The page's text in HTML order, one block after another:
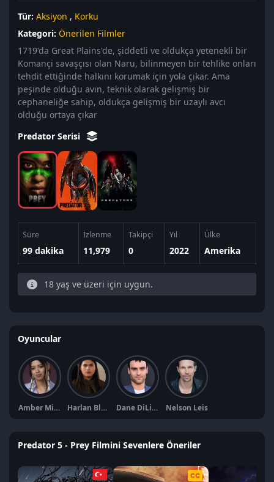
Tür: Aksiyon , Korku
Kategori: Önerilen Filmler
1719'da Great Plains'de, şiddetli ve oldukça yetenekli bir
Komançi savaşçısı olan Naru, bilinmeyen bir tehlike onları
tehdit ettiğinde halkını korumak için yola çıkar. Ama
peşinde olduğu avın, teknik olarak gelişmiş bir
cephaneliğe sahip, oldukça gelişmiş bir uzaylı avcı
olduğu ortaya çıkar
Predator Serisi
Süre
99 dakika
İzlenme
11,979
Takipçi
0
Yıl
2022
Ülke
Amerika
18 yaş ve üzeri için uygun.
Oyuncular
Amber Midthunder Harlan Blayne Kytwayhat Dane DiLiegro Nelson Leis
Predator 5 - Prey Filmini Sevenlere Öneriler